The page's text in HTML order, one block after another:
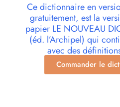
Ce dictionnaire en
gratuitement, est la
papier LE NOUVEAU
(éd. l’Archipel) qui
avec des
Commander le